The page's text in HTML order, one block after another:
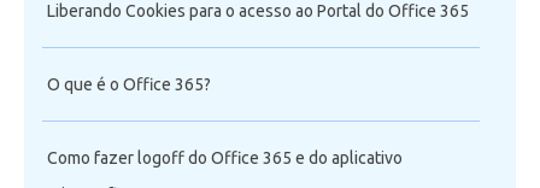
Liberando Cookies para o acesso ao Portal do Office 365
O que é o Office 365?
Como fazer logoff do Office 365 e do aplicativo